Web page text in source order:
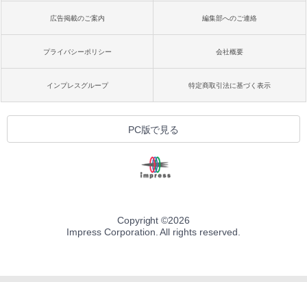
広告掲載のご案内 編集部へのご連絡
プライバシーポリシー 会社概要
インプレスグループ 特定商取引法に基づく表示
PC版で見る
Copyright ©2026
Impress Corporation. All rights reserved.